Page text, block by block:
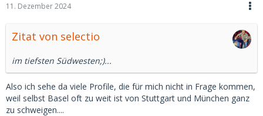
11. Dezember 2024
Zitat von selectio
im tiefsten Südwesten;)...
Also ich sehe da viele Profile, die für mich nicht in Frage kommen,
weil selbst Basel oft zu weit ist von Stuttgart und München ganz
zu schweigen....